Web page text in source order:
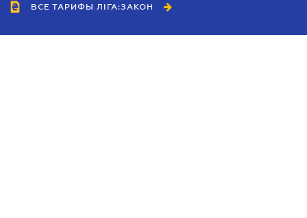
ВСЕ ТАРИФЫ ЛІГА:ЗАКОН